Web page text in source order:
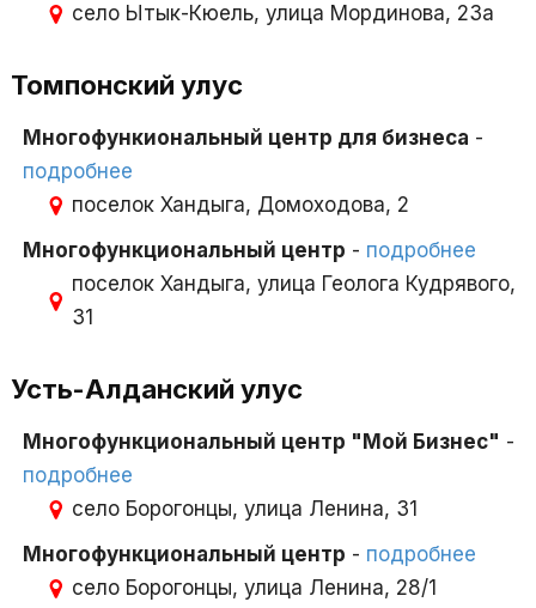
село Ытык-Кюель, улица Мординова, 23а
Томпонский улус
Многофункиональный центр для бизнеса -
подробнее
поселок Хандыга, Домоходова, 2
Многофункциональный центр - подробнее
поселок Хандыга, улица Геолога Кудрявого,
31
Усть-Алданский улус
Многофункциональный центр "Мой Бизнес" -
подробнее
село Борогонцы, улица Ленина, 31
Многофункциональный центр - подробнее
село Борогонцы, улица Ленина, 28/1